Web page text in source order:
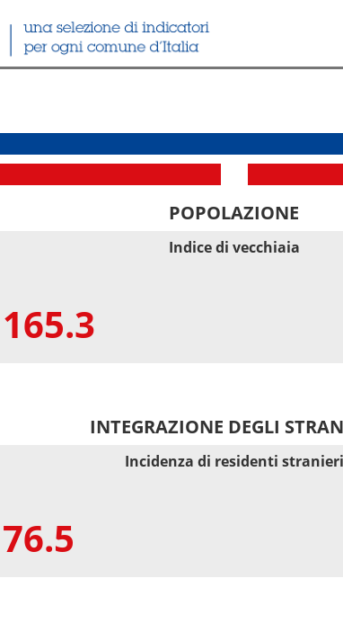
POPOLAZIONE
165.3
Indice di vecchiaia
INTEGRAZIONE DEGLI
76.5
Incidenza di residenti stranieri